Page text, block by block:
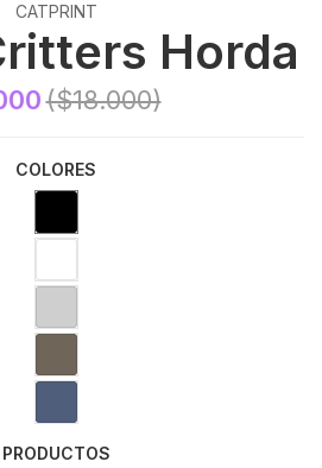
CATPRINT
Horda
($18.000)
COLORES
PRODUCTOS